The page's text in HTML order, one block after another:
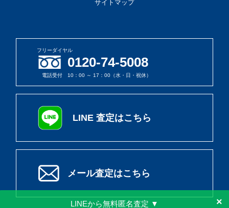
サイトマップ
フリーダイヤル
0120-74-5008
電話受付 10：00 ～ 17：00（水・日・祝休）
LINE 査定はこちら
メール査定はこちら
LINEから無料匿名査定 ▼ ×